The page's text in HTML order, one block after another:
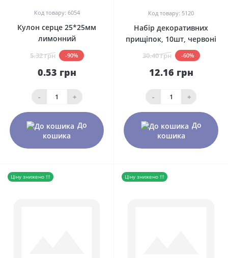
Код товару: 6054
Кулон серце 25*25мм
лимонний
5.32 грн -90%
0.53 грн
- +
До
кошика
Код товару: 5120
Набір декоративних
прищіпок, 10шт, червоні
30.40 грн -60%
12.16 грн
- +
До
кошика
Ціну знижено !!! Ціну знижено !!!